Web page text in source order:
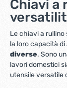
Chiavi a
Le chiavi a rullino
la loro capacità di
diverse. Sono
lavori domestici
utensile versatile